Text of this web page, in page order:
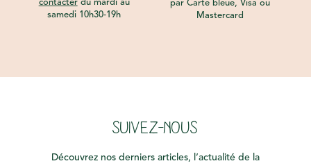
contacterdu mardi au
samedi 10h30-19h
par Carte bleue, Visa ou
Mastercard
SUIVEZ-NOUS
Découvrez nos derniers articles, l’actualité de la